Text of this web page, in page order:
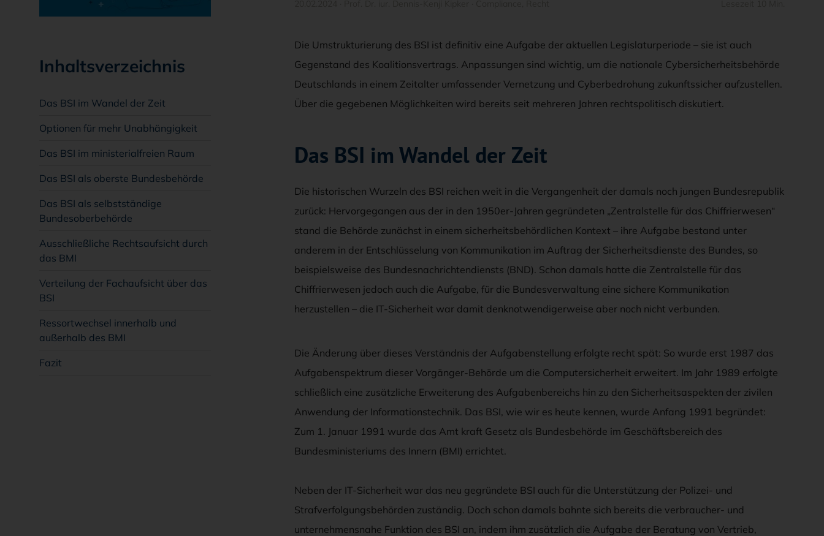
Inhaltsverzeichnis
Das BSI im Wandel der Zeit
Optionen für mehr Unabhängigkeit
Das BSI im ministerialfreien Raum
Das BSI als oberste Bundesbehörde
Das BSI als selbstständige
Bundesoberbehörde
Ausschließliche Rechtsaufsicht durch
das BMI
Verteilung der Fachaufsicht über das
BSI
Ressortwechsel innerhalb und
außerhalb des BMI
Fazit
Die Umstrukturierung des BSI ist definitiv eine Aufgabe der aktuellen Legislaturperiode – sie ist auch
Gegenstand des Koalitionsvertrags. Anpassungen sind wichtig, um die nationale Cybersicherheitsbehörde
Deutschlands in einem Zeitalter umfassender Vernetzung und Cyberbedrohung zukunftssicher aufzustellen.
Über die gegebenen Möglichkeiten wird bereits seit mehreren Jahren rechtspolitisch diskutiert.
Das BSI im Wandel der Zeit
Die historischen Wurzeln des BSI reichen weit in die Vergangenheit der damals noch jungen Bundesrepublik
zurück: Hervorgegangen aus der in den 1950er-Jahren gegründeten „Zentralstelle für das Chiffrierwesen“
stand die Behörde zunächst in einem sicherheitsbehördlichen Kontext – ihre Aufgabe bestand unter
anderem in der Entschlüsselung von Kommunikation im Auftrag der Sicherheitsdienste des Bundes, so
beispielsweise des Bundesnachrichtendiensts (BND). Schon damals hatte die Zentralstelle für das
Chiffrierwesen jedoch auch die Aufgabe, für die Bundesverwaltung eine sichere Kommunikation
herzustellen – die IT-Sicherheit war damit denknotwendigerweise aber noch nicht verbunden.
Die Änderung über dieses Verständnis der Aufgabenstellung erfolgte recht spät: So wurde erst 1987 das
Aufgabenspektrum dieser Vorgänger-Behörde um die Computersicherheit erweitert. Im Jahr 1989 erfolgte
schließlich eine zusätzliche Erweiterung des Aufgabenbereichs hin zu den Sicherheitsaspekten der zivilen
Anwendung der Informationstechnik. Das BSI, wie wir es heute kennen, wurde Anfang 1991 begründet:
Zum 1. Januar 1991 wurde das Amt kraft Gesetz als Bundesbehörde im Geschäftsbereich des
Bundesministeriums des Innern (BMI) errichtet.
Neben der IT-Sicherheit war das neu gegründete BSI auch für die Unterstützung der Polizei- und
Strafverfolgungsbehörden zuständig. Doch schon damals bahnte sich bereits die verbraucher- und
unternehmensnahe Funktion des BSI an, indem ihm zusätzlich die Aufgabe der Beratung von Vertrieb,